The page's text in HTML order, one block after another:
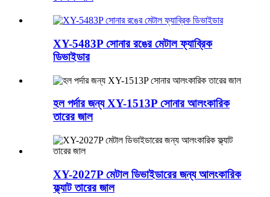
XY-5483P সোনার রঙের মেটাল ফ্যাব্রিক
ডিভাইডার
হল পর্দার জন্য XY-1513P সোনার আলংকারিক
তারের জাল
XY-2027P মেটাল ডিভাইডারের জন্য আলংকারিক
ফ্ল্যাট তারের জাল